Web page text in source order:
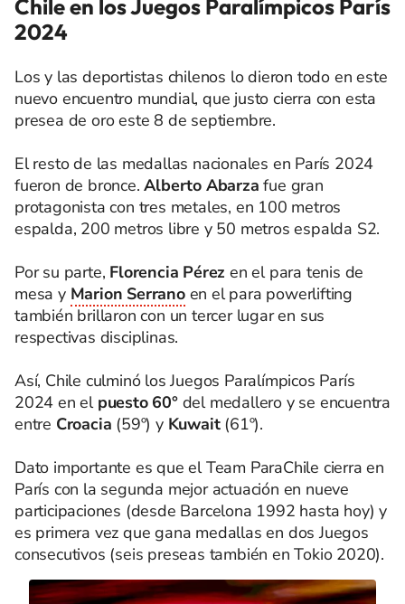
Chile en los Juegos Paralímpicos París
2024
Los y las deportistas chilenos lo dieron todo en este
nuevo encuentro mundial, que justo cierra con esta
presea de oro este 8 de septiembre.
El resto de las medallas nacionales en París 2024
fueron de bronce.Alberto Abarza fue gran
protagonista con tres metales, en 100 metros
espalda, 200 metros libre y 50 metros espalda S2.
Por su parte, Florencia Pérez en el para tenis de
mesa y Marion Serranoen el para powerlifting
también brillaron con un tercer lugar en sus
respectivas disciplinas.
Así, Chile culminó los Juegos Paralímpicos París
2024 en el puesto 60°del medallero y se encuentra
entre Croacia (59º) y Kuwait(61º).
Dato importante es que el Team ParaChile cierra en
París con la segunda mejor actuación en nueve
participaciones (desde Barcelona 1992 hasta hoy) y
es primera vez que gana medallas en dos Juegos
consecutivos (seis preseas también en Tokio 2020).